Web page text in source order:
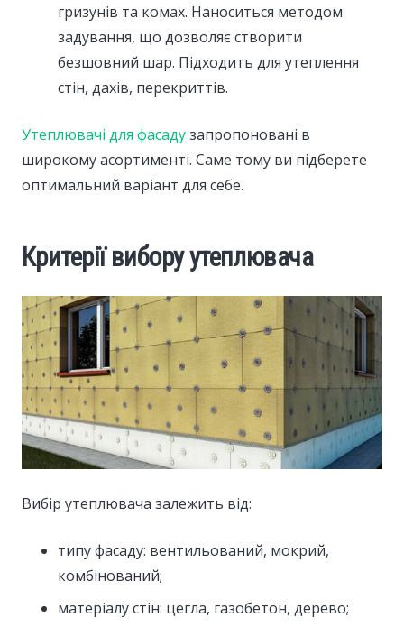
гризунів та комах. Наноситься методом
задування, що дозволяє створити
безшовний шар. Підходить для утеплення
стін, дахів, перекриттів.
Утеплювачі для фасадузапропоновані в
широкому асортименті. Саме тому ви підберете
оптимальний варіант для себе.
Критерії вибору утеплювача
Вибір утеплювача залежить від:
типу фасаду: вентильований, мокрий,
комбінований;
матеріалу стін: цегла, газобетон, дерево;